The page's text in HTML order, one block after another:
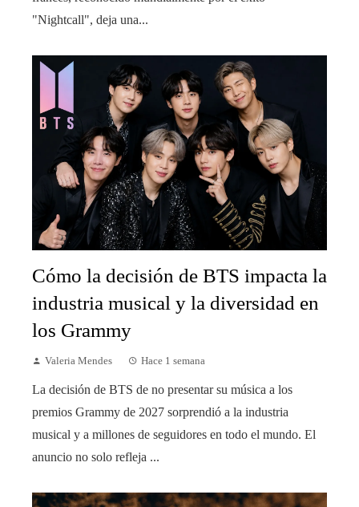
"Nightcall", deja una...
Cómo la decisión de BTS impacta la
industria musical y la diversidad en
los Grammy
Valeria Mendes Hace 1 semana
La decisión de BTS de no presentar su música a los
premios Grammy de 2027 sorprendió a la industria
musical y a millones de seguidores en todo el mundo. El
anuncio no solo refleja ...